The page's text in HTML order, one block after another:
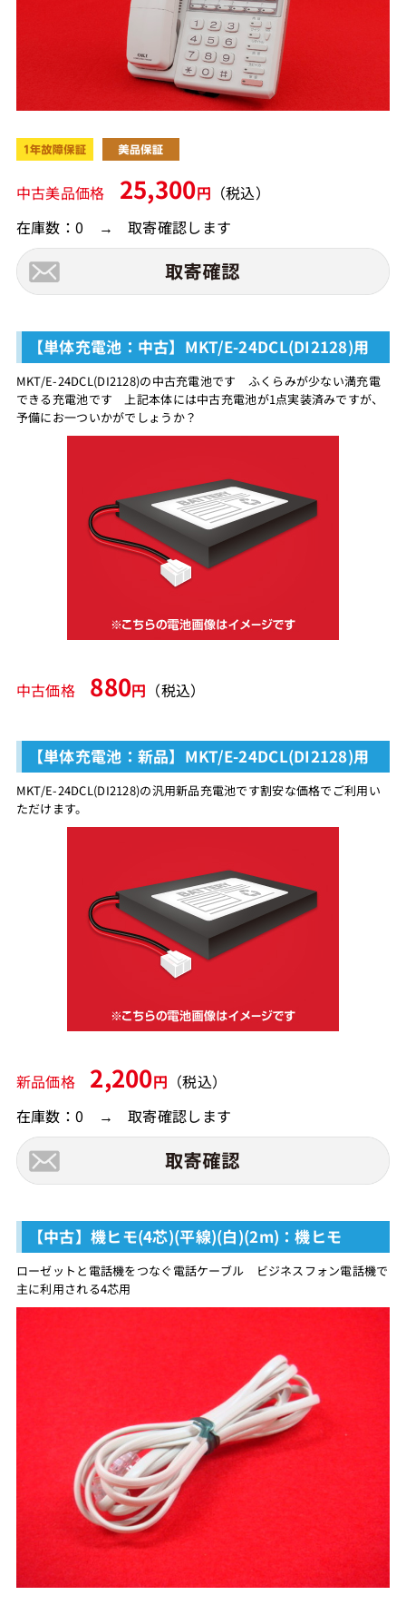
中古美品価格 25,300円 （税込）
在庫数：0 → 取寄確認します
【単体充電池：中古】MKT/E-24DCL(DI2128)用
MKT/E-24DCL(DI2128)の中古充電池です ふくらみが少ない満充電
できる充電池です 上記本体には中古充電池が1点実装済みですが、
予備にお一ついかがでしょうか？
中古価格 880円 （税込）
【単体充電池：新品】MKT/E-24DCL(DI2128)用
MKT/E-24DCL(DI2128)の汎用新品充電池です割安な価格でご利用い
ただけます。
新品価格 2,200円 （税込）
在庫数：0 → 取寄確認します
【中古】機ヒモ(4芯)(平線)(白)(2m)：機ヒモ
ローゼットと電話機をつなぐ電話ケーブル ビジネスフォン電話機で
主に利用される4芯用